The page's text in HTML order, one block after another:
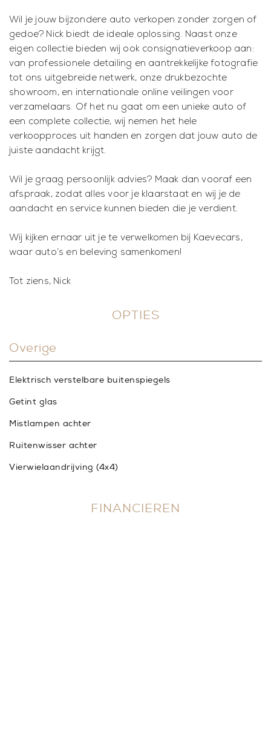
Wil je jouw bijzondere auto verkopen zonder zorgen of
gedoe? Nick biedt de ideale oplossing. Naast onze
eigen collectie bieden wij ook consignatieverkoop aan:
van professionele detailing en aantrekkelijke fotografie
tot ons uitgebreide netwerk, onze drukbezochte
showroom, en internationale online veilingen voor
verzamelaars. Of het nu gaat om een unieke auto of
een complete collectie, wij nemen het hele
verkoopproces uit handen en zorgen dat jouw auto de
juiste aandacht krijgt.
Wil je graag persoonlijk advies? Maak dan vooraf een
afspraak, zodat alles voor je klaarstaat en wij je de
aandacht en service kunnen bieden die je verdient.
Wij kijken ernaar uit je te verwelkomen bij Kaevecars,
waar auto’s en beleving samenkomen!
Tot ziens, Nick
OPTIES
Overige
Elektrisch verstelbare buitenspiegels
Getint glas
Mistlampen achter
Ruitenwisser achter
Vierwielaandrijving (4x4)
FINANCIEREN